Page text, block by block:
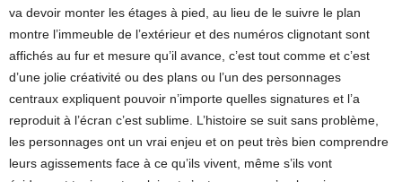
va devoir monter les étages à pied, au lieu de le suivre le plan
montre l’immeuble de l’extérieur et des numéros clignotant sont
affichés au fur et mesure qu’il avance, c’est tout comme et c’est
d’une jolie créativité ou des plans ou l’un des personnages
centraux expliquent pouvoir n’importe quelles signatures et l’a
reproduit à l’écran c’est sublime. L’histoire se suit sans problème,
les personnages ont un vrai enjeu et on peut très bien comprendre
leurs agissements face à ce qu’ils vivent, même s’ils vont